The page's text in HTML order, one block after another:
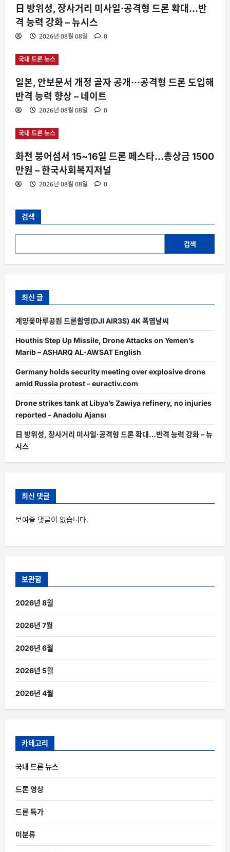
日 방위성, 장사거리 미사일·공격형 드론 확대…반
격 능력 강화 – 뉴시스
2026년 08월 08일 0
국내 드론 뉴스
일본, 안보문서 개정 골자 공개···공격형 드론 도입해
반격 능력 향상 – 네이트
2026년 08월 08일 0
국내 드론 뉴스
화천 붕어섬서 15~16일 드론 페스타…총상금 1500
만원 – 한국사회복지저널
2026년 08월 08일 0
검색
검색
최신 글
계양꽃마루공원 드론촬영(DJI AIR3S) 4K 폭염날씨
Houthis Step Up Missile, Drone Attacks on Yemen’s
Marib – ASHARQ AL-AWSAT English
Germany holds security meeting over explosive drone
amid Russia protest – euractiv.com
Drone strikes tank at Libya’s Zawiya refinery, no injuries
reported – Anadolu Ajansı
日 방위성, 장사거리 미사일·공격형 드론 확대…반격 능력 강화 – 뉴
시스
최신 댓글
보여줄 댓글이 없습니다.
보관함
2026년 8월
2026년 7월
2026년 6월
2026년 5월
2026년 4월
카테고리
국내 드론 뉴스
드론 영상
드론 특가
미분류